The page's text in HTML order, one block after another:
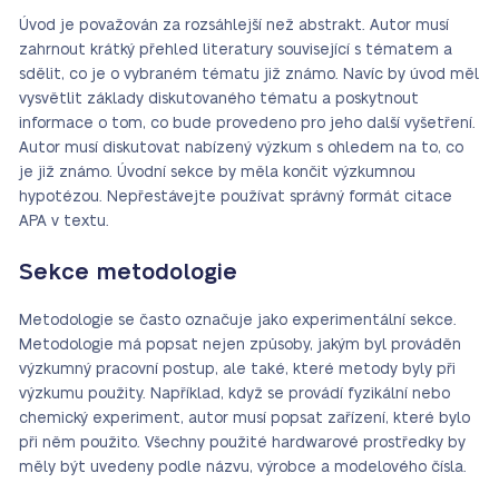
Úvod je považován za rozsáhlejší než abstrakt. Autor musí
zahrnout krátký přehled literatury související s tématem a
sdělit, co je o vybraném tématu již známo. Navíc by úvod měl
vysvětlit základy diskutovaného tématu a poskytnout
informace o tom, co bude provedeno pro jeho další vyšetření.
Autor musí diskutovat nabízený výzkum s ohledem na to, co
je již známo. Úvodní sekce by měla končit výzkumnou
hypotézou. Nepřestávejte používat správný formát citace
APA v textu.
Sekce metodologie
Metodologie se často označuje jako experimentální sekce.
Metodologie má popsat nejen způsoby, jakým byl prováděn
výzkumný pracovní postup, ale také, které metody byly při
výzkumu použity. Například, když se provádí fyzikální nebo
chemický experiment, autor musí popsat zařízení, které bylo
při něm použito. Všechny použité hardwarové prostředky by
měly být uvedeny podle názvu, výrobce a modelového čísla.